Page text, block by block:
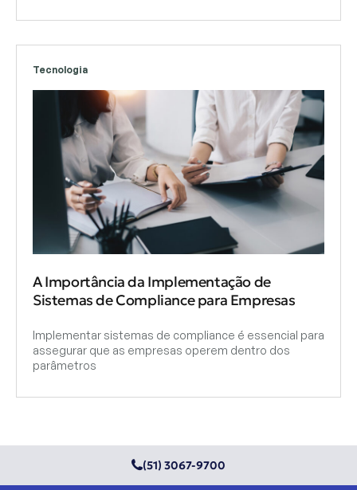
Tecnologia
A Importância da Implementação de
Sistemas de Compliance para Empresas
Implementar sistemas de compliance é essencial para
assegurar que as empresas operem dentro dos
parâmetros
(51) 3067-9700